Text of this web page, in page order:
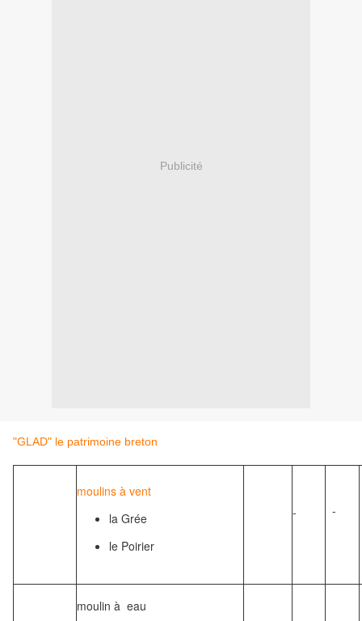
Publicité
"GLAD" le patrimoine breton
moulins à vent
la Grée
le Poirier
- -
moulin à eau